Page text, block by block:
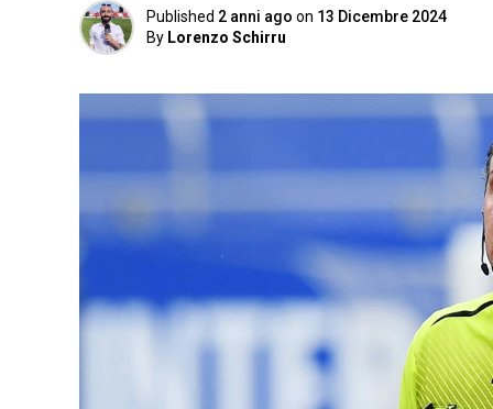
Published 2 anni ago on 13 Dicembre 2024
By Lorenzo Schirru